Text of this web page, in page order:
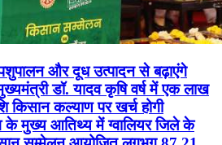
और दूध उत्पादन से बढ़ाएंगे
डॉ. यादव कृषि वर्ष में एक लाख
किसान कल्याण पर खर्च होगी
के मुख्य आतिथ्य में ग्वालियर जिले के